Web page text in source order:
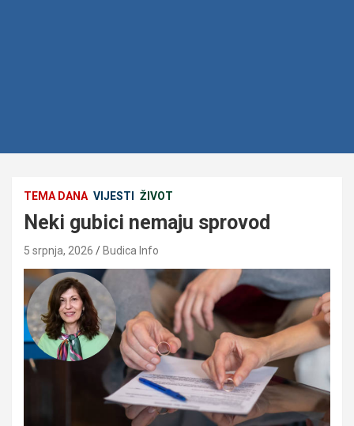
TEMA DANA VIJESTI ŽIVOT
Neki gubici nemaju sprovod
5 srpnja, 2026 Budica Info